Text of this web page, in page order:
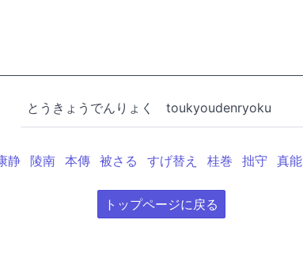
とうきょうでんりょく toukyoudenryoku
静 陵南 本傳 被さる すげ替え 桂巻 拙守 真能
トップページに戻る